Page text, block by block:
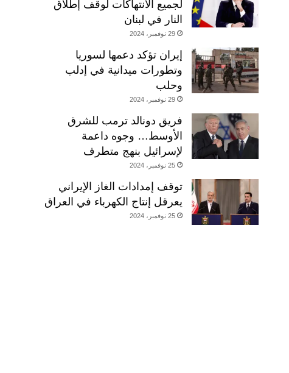
لجميع الانتهاكات لوقف إطلاق
النار في لبنان
29 نوفمبر، 2024
إيران تؤكد دعمها لسوريا
وتطورات ميدانية في إدلب
وحلب
29 نوفمبر، 2024
فريق دونالد ترمب للشرق
الأوسط… وجوه داعمة
لإسرائيل بنهج متطرف
25 نوفمبر، 2024
توقف إمدادات الغاز الإيراني
يعرقل إنتاج الكهرباء في العراق
25 نوفمبر، 2024